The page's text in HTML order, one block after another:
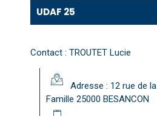
UDAF 25
Contact : TROUTET Lucie
Adresse : 12 rue de la
Famille 25000 BESANCON